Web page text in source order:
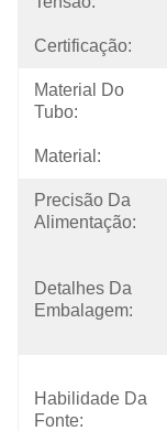
Certificação:
Material Do
Tubo:
Material:
Precisão Da
Alimentação:
Detalhes Da
Embalagem:
Habilidade Da
Fonte: